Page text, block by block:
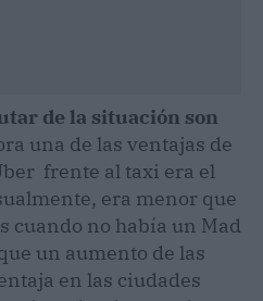
de la situación son
una de las ventajas de
frente al taxi era el
era menor que
cuando no había un Mad
un aumento de las
en las ciudades